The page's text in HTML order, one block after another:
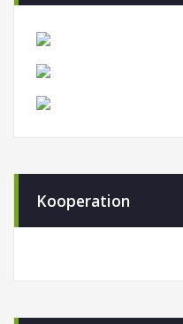
Kooperation